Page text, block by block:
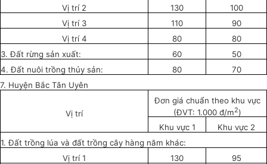
Vị trí 2
130
100
Vị trí 3
110
90
Vị trí 4
80
80
3. Đất rừng sản xuất:
60
50
4. Đất nuôi trồng thủy sản:
80
70
7. Huyện Bắc Tân Uyên
Vị trí
Đơn giá chuẩn theo khu vực
(ĐVT: 1.000 đ/m2)
Khu vực 1
Khu vực 2
1. Đất trồng lúa và đất trồng cây hàng năm khác:
Vị trí 1
130
95